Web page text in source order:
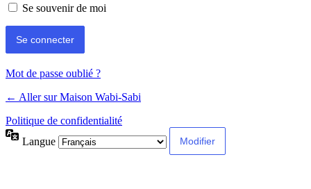
Se souvenir de moi
Mot de passe oublié ?
← Aller sur Maison Wabi-Sabi
Politique de confidentialité
Langue